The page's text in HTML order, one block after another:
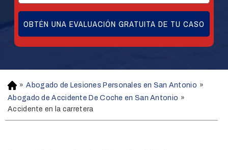
H
o
m
e
» Abogado de Lesiones Personales en San Antonio »
Abogado de Accidente De Coche en San Antonio »
Accidente en la carretera